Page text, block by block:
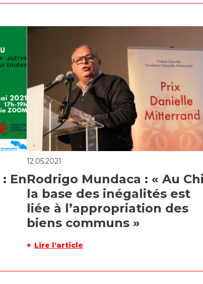
En
12.05.2021
Rodrigo Mundaca : « Au
la base des inégalités est
liée à l’appropriation des
biens communs »
Lire l'article